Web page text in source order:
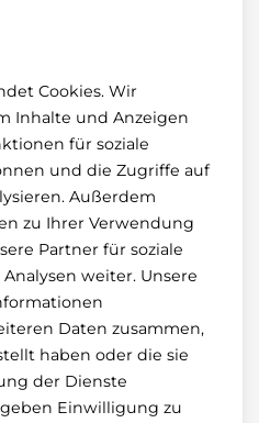
Cookies. Wir
Inhalte und Anzeigen
für soziale
und die Zugriffe auf
Außerdem
zu Ihrer Verwendung
Partner für soziale
weiter. Unsere
Daten zusammen,
haben oder die sie
der Dienste
Einwilligung zu